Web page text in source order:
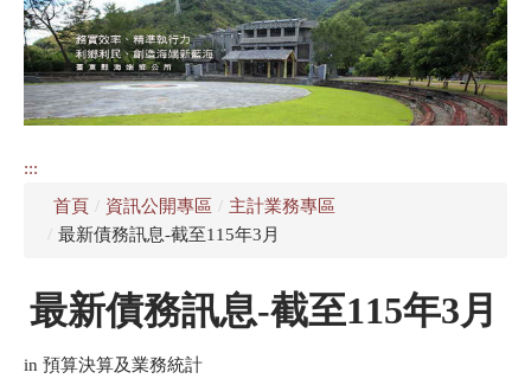
訊息專區
認識海端
公所介紹
資訊公開專區
:::
首頁 / 資訊公開專區 / 主計業務專區
/ 最新債務訊息-截至115年3月
最新債務訊息-截至115年3月
in 預算決算及業務統計